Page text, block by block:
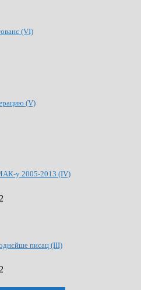
(VI)
(V)
у 2005-2013 (IV)
писац (III)